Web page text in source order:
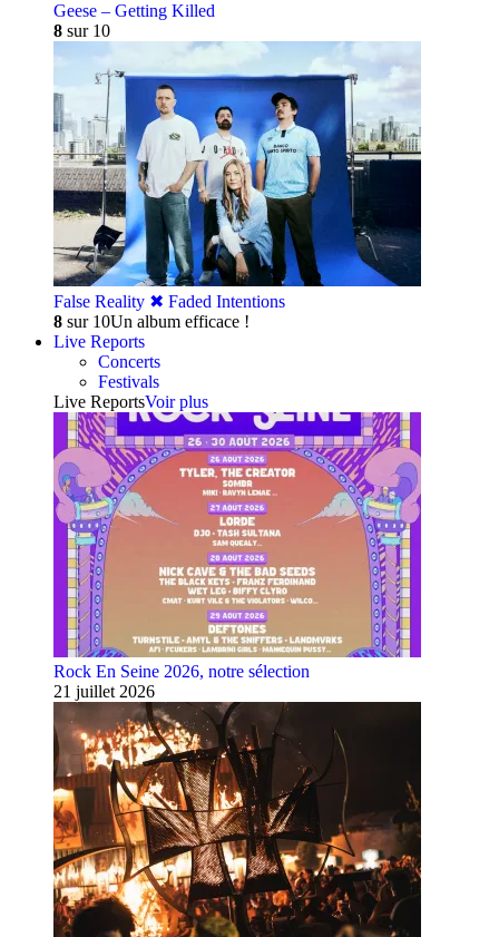
Geese – Getting Killed
8 sur 10
False Reality ✖︎ Faded Intentions
8 sur 10Un album efficace !
Live Reports
Concerts
Festivals
Live ReportsVoir plus
Rock En Seine 2026, notre sélection
21 juillet 2026